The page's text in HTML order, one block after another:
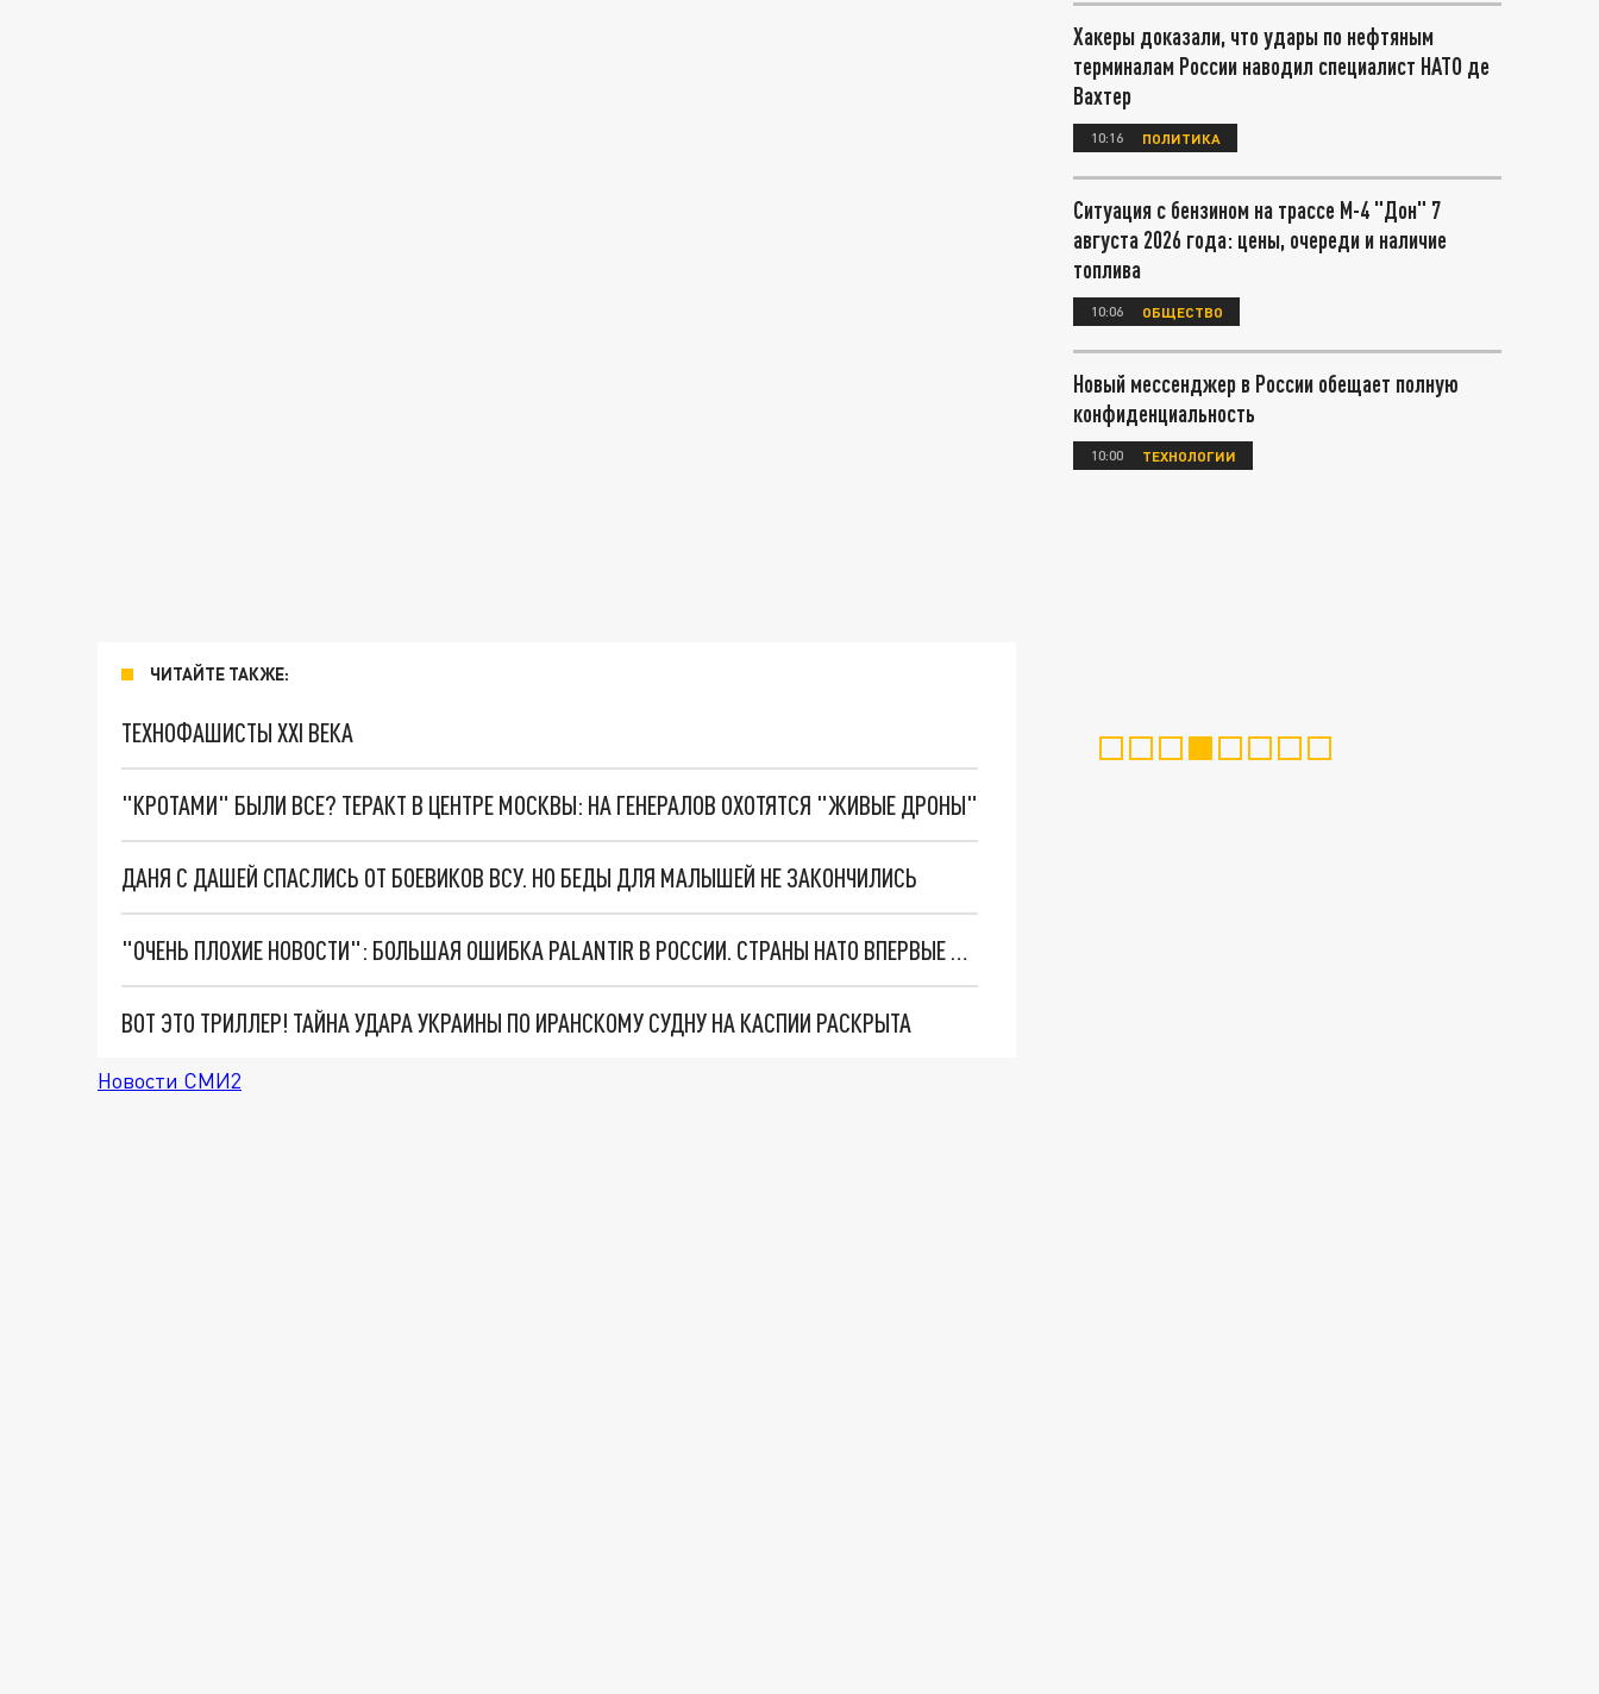
ЧИТАЙТЕ ТАКЖЕ:
ТЕХНОФАШИСТЫ XXI ВЕКА
"КРОТАМИ" БЫЛИ ВСЕ? ТЕРАКТ В ЦЕНТРЕ МОСКВЫ: НА ГЕНЕРАЛОВ ОХОТЯТСЯ "ЖИВЫЕ ДРОНЫ"
ДАНЯ С ДАШЕЙ СПАСЛИСЬ ОТ БОЕВИКОВ ВСУ. НО БЕДЫ ДЛЯ МАЛЫШЕЙ НЕ ЗАКОНЧИЛИСЬ
"ОЧЕНЬ ПЛОХИЕ НОВОСТИ": БОЛЬШАЯ ОШИБКА PALANTIR В РОССИИ. СТРАНЫ НАТО ВПЕРВЫЕ ЗА СВО ОСТАНОВИЛИ ПОСТАВКИ ОРУЖИЯ. ВСУ ТЕРЯЮТ ПРИГРАНИЧЬЕ?
ВОТ ЭТО ТРИЛЛЕР! ТАЙНА УДАРА УКРАИНЫ ПО ИРАНСКОМУ СУДНУ НА КАСПИИ РАСКРЫТА
Новости СМИ2
Хакеры доказали, что удары по нефтяным
терминалам России наводил специалист НАТО де
Вахтер
10:16 ПОЛИТИКА
Ситуация с бензином на трассе М-4 "Дон" 7
августа 2026 года: цены, очереди и наличие
топлива
10:06 ОБЩЕСТВО
Новый мессенджер в России обещает полную
конфиденциальность
10:00 ТЕХНОЛОГИИ